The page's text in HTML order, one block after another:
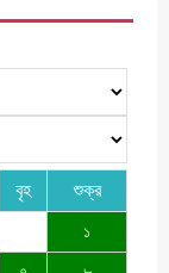
বৃহ শুক্র
১